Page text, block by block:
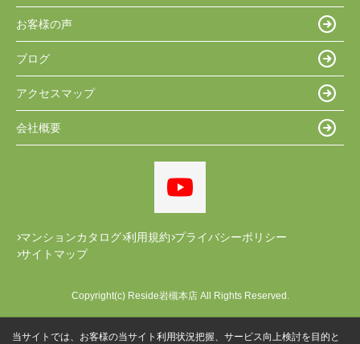
お客様の声
ブログ
アクセスマップ
会社概要
マンションカタログ 利用規約 プライバシーポリシー
サイトマップ
Copyright(c) Reside岩槻本店 All Rights Reserved.
当サイトでは、お客様の当サイト利用状況把握、サービス向上検討を目的と